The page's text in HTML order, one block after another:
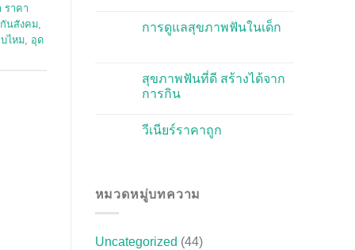
ราคา
นสังคม
ไหม อุด
การดูแลสุขภาพฟันในเด็ก
สุขภาพฟันที่ดี สร้างได้จาก
การกิน
วีเนียร์ราคาถูก
หมวดหมู่บทความ
Uncategorized (44)